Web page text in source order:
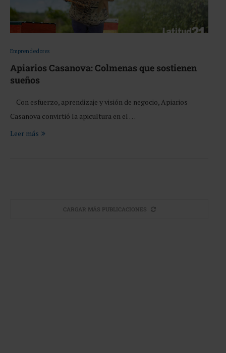
Emprendedores
Apiarios Casanova: Colmenas que sostienen
sueños
Con esfuerzo, aprendizaje y visión de negocio, Apiarios
Casanova convirtió la apicultura en el …
Leer más
CARGAR MÁS PUBLICACIONES